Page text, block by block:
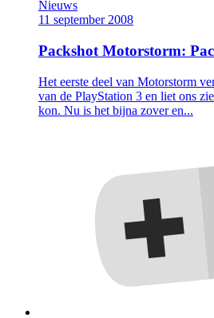
Nieuws
11 september 2008
Packshot Motorstorm:
Het eerste deel van Motorstorm
van de PlayStation 3 en liet ons
kon. Nu is het bijna zover en...